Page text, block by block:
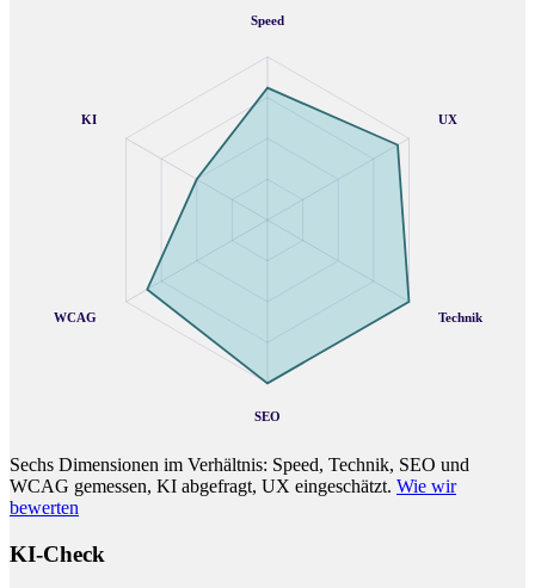
Speed
UX
Technik
SEO
WCAG
KI
Sechs Dimensionen im Verhältnis: Speed, Technik, SEO und
WCAG gemessen, KI abgefragt, UX eingeschätzt. Wie wir
bewerten
KI-Check